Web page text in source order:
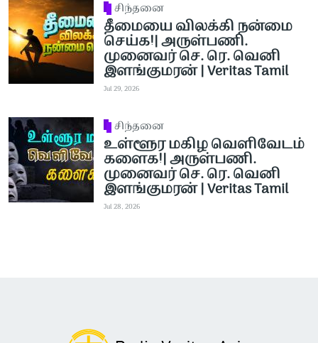
சிந்தனை
தீமையை விலக்கி நன்மை
செய்க!| அருள்பணி.
முனைவர் செ. ரெ. வெனி
இளங்குமரன் | Veritas Tamil
Jul 29, 2026
சிந்தனை
உள்ளூர மகிழ வெளிவேடம்
களைக!| அருள்பணி.
முனைவர் செ. ரெ. வெனி
இளங்குமரன் | Veritas Tamil
Jul 28, 2026